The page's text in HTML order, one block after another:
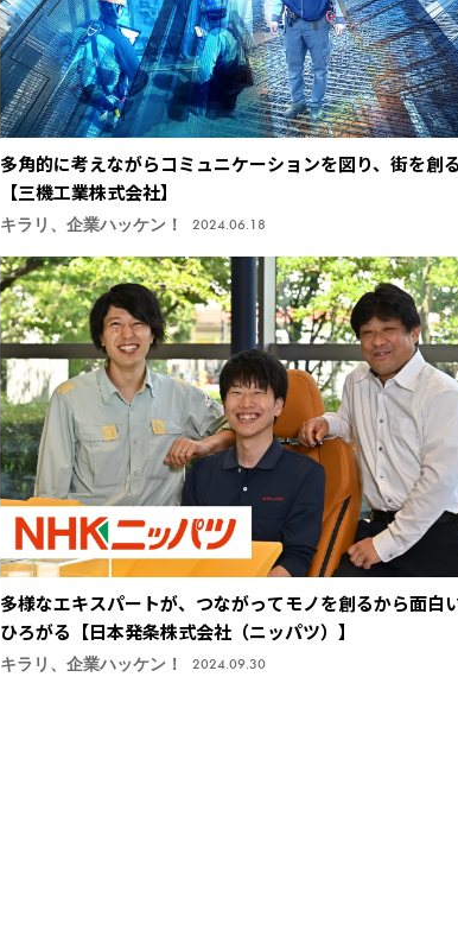
多角的に考えながらコミュニケーションを図り、街を創る
【三機工業株式会社】
キラリ、企業ハッケン！ 2024.06.18
多様なエキスパートが、つながってモノを創るから面白
ひろがる【日本発条株式会社（ニッパツ）】
キラリ、企業ハッケン！ 2024.09.30